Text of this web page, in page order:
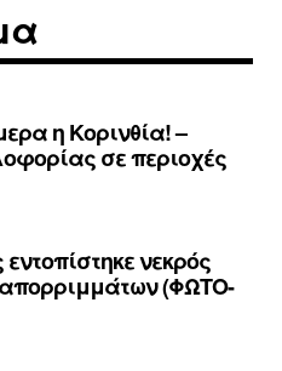
η Κορινθία! –
σε περιοχές
νεκρός
(ΦΩΤΟ-